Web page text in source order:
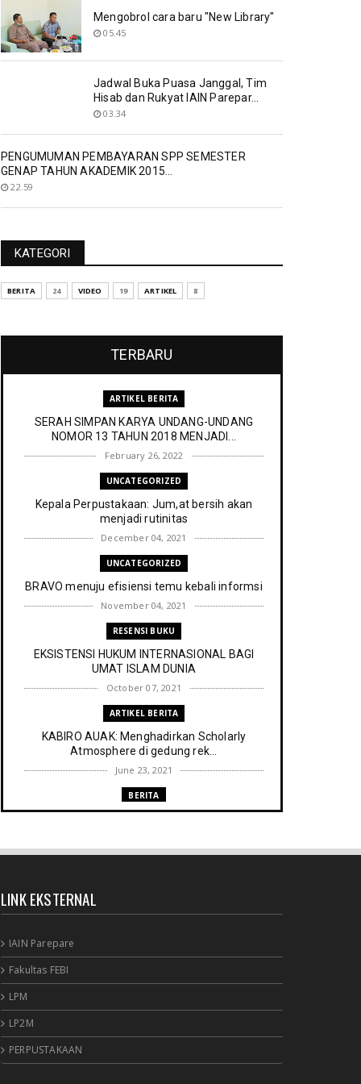
Mengobrol cara baru "New Library"
05.45
Jadwal Buka Puasa Janggal, Tim
Hisab dan Rukyat IAIN Parepar...
03.34
PENGUMUMAN PEMBAYARAN SPP SEMESTER
GENAP TAHUN AKADEMIK 2015...
22.59
KATEGORI
BERITA 24 VIDEO 19 ARTIKEL 8
TERBARU
ARTIKEL BERITA
SERAH SIMPAN KARYA UNDANG-UNDANG
NOMOR 13 TAHUN 2018 MENJADI...
February 26, 2022
UNCATEGORIZED
Kepala Perpustakaan: Jum,at bersih akan
menjadi rutinitas
December 04, 2021
UNCATEGORIZED
BRAVO menuju efisiensi temu kebali informsi
November 04, 2021
RESENSI BUKU
EKSISTENSI HUKUM INTERNASIONAL BAGI
UMAT ISLAM DUNIA
October 07, 2021
ARTIKEL BERITA
KABIRO AUAK: Menghadirkan Scholarly
Atmosphere di gedung rek...
June 23, 2021
BERITA
June 06, 2021
Proker UPT. Perpustakaan IAIN Parepare
menuju perpustakaan ...
RESENSI BUKU
Membaca secepat keinginan (sebuah
Agenda meyambut pengelola baru,
LINK EKSTERNAL
IAIN Parepare
Fakultas FEBI
LPM
LP2M
PERPUSTAKAAN